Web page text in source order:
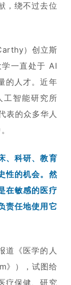
，绕不过去位
）创立斯
一直处于 AI
的人才。近年
工智能研究所
表的众多华人
、科研、教育
性的机会。然
在敏感的医疗
责任地使用它
道《医学的人
》），试图给
疗保健、研究